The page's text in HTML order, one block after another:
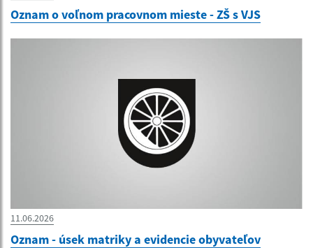
Oznam o voľnom pracovnom mieste - ZŠ s VJS
11.06.2026
Oznam - úsek matriky a evidencie obyvateľov